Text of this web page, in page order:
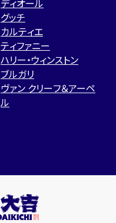
グッチ
カルティエ
ティファニー
ハリー・ウィンストン
ブルガリ
ヴァン クリーフ＆アーペ
ル